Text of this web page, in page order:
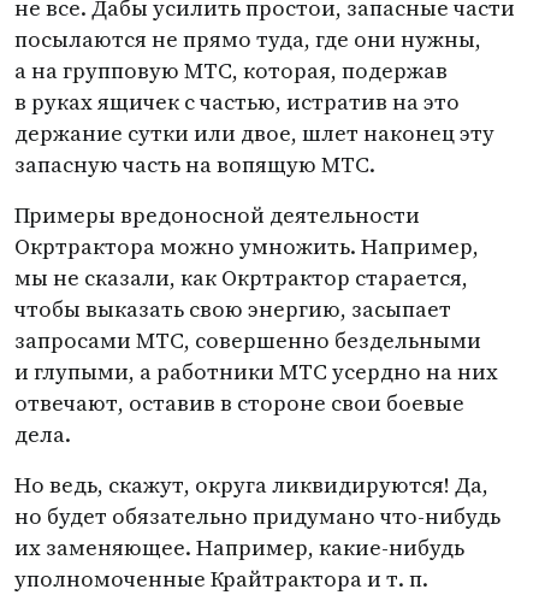
не все. Дабы усилить простои, запасные части
посылаются не прямо туда, где они нужны,
а на групповую МТС, которая, подержав
в руках ящичек с частью, истратив на это
держание сутки или двое, шлет наконец эту
запасную часть на вопящую МТС.
Примеры вредоносной деятельности
Окртрактора можно умножить. Например,
мы не сказали, как Окртрактор старается,
чтобы выказать свою энергию, засыпает
запросами МТС, совершенно бездельными
и глупыми, а работники МТС усердно на них
отвечают, оставив в стороне свои боевые
дела.
Но ведь, скажут, округа ликвидируются! Да,
но будет обязательно придумано что-нибудь
их заменяющее. Например, какие-нибудь
уполномоченные Крайтрактораи т. п.